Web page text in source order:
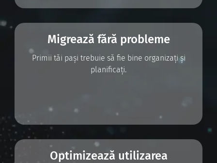
Migrează fără probleme
Primii tăi pași trebuie să fie bine organizați și
planificați.
Optimizează utilizarea